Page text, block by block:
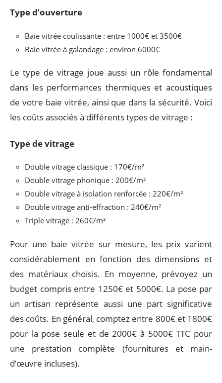
Type d’ouverture
Baie vitrée coulissante : entre 1000€ et 3500€
Baie vitrée à galandage : environ 6000€
Le type de vitrage joue aussi un rôle fondamental
dans les performances thermiques et acoustiques
de votre baie vitrée, ainsi que dans la sécurité. Voici
les coûts associés à différents types de vitrage :
Type de vitrage
Double vitrage classique : 170€/m²
Double vitrage phonique : 200€/m²
Double vitrage à isolation renforcée : 220€/m²
Double vitrage anti-effraction : 240€/m²
Triple vitrage : 260€/m²
Pour une baie vitrée sur mesure, les prix varient
considérablement en fonction des dimensions et
des matériaux choisis. En moyenne, prévoyez un
budget compris entre 1250€ et 5000€. La pose par
un artisan représente aussi une part significative
des coûts. En général, comptez entre 800€ et 1800€
pour la pose seule et de 2000€ à 5000€ TTC pour
une prestation complète (fournitures et main-
d’œuvre incluses).